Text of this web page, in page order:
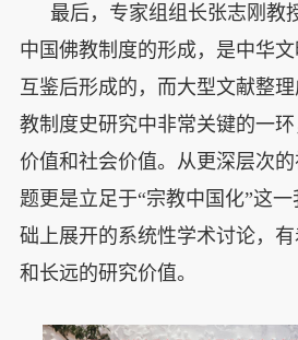
最后，专家组组长张志刚教
中国佛教制度的形成，是中华
互鉴后形成的，而大型文献整
教制度史研究中非常关键的一
价值和社会价值。从更深层次
题更是立足于“宗教中国化”这
础上展开的系统性学术讨论，
和长远的研究价值。